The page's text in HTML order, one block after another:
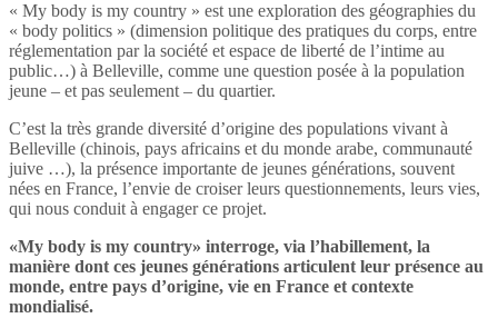
« My body is my country » est une exploration des géographies du
« body politics » (dimension politique des pratiques du corps, entre
réglementation par la société et espace de liberté de l’intime au
public…) à Belleville, comme une question posée à la population
jeune – et pas seulement – du quartier.
C’est la très grande diversité d’origine des populations vivant à
Belleville (chinois, pays africains et du monde arabe, communauté
juive …), la présence importante de jeunes générations, souvent
nées en France, l’envie de croiser leurs questionnements, leurs vies,
qui nous conduit à engager ce projet.
«My body is my country» interroge, via l’habillement, la
manière dont ces jeunes générations articulent leur présence au
monde, entre pays d’origine, vie en France et contexte
mondialisé.